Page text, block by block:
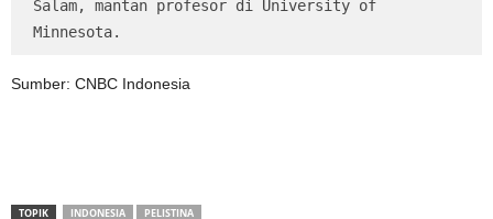
Salam, mantan profesor di University of
Minnesota.
Sumber: CNBC Indonesia
TOPIK INDONESIA PELISTINA